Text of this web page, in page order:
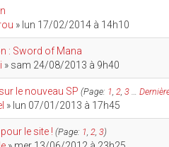
» lun 17/02/2014 à 14h10
: Sword of Mana
» sam 24/08/2013 à 9h40
le nouveau SP (Page: 1, 2, 3 …
» lun 07/01/2013 à 17h45
le site ! (Page: 1, 2, 3)